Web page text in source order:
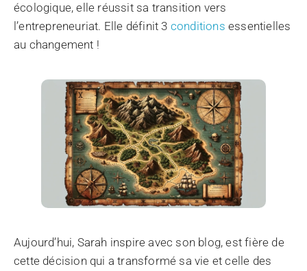
écologique, elle réussit sa transition vers
l’entrepreneuriat. Elle définit 3 conditions essentielles
au changement !
Aujourd’hui, Sarah inspire avec son blog, est fière de
cette décision qui a transformé sa vie et celle des